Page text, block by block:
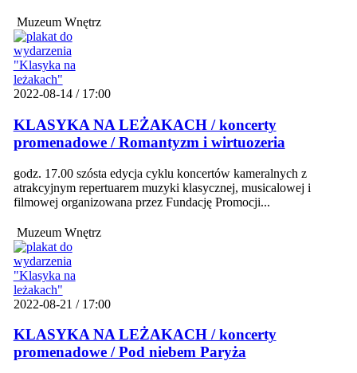
Muzeum Wnętrz
2022-08-14 / 17:00
KLASYKA NA LEŻAKACH / koncerty
promenadowe / Romantyzm i wirtuozeria
godz. 17.00 szósta edycja cyklu koncertów kameralnych z
atrakcyjnym repertuarem muzyki klasycznej, musicalowej i
filmowej organizowana przez Fundację Promocji...
Muzeum Wnętrz
2022-08-21 / 17:00
KLASYKA NA LEŻAKACH / koncerty
promenadowe / Pod niebem Paryża